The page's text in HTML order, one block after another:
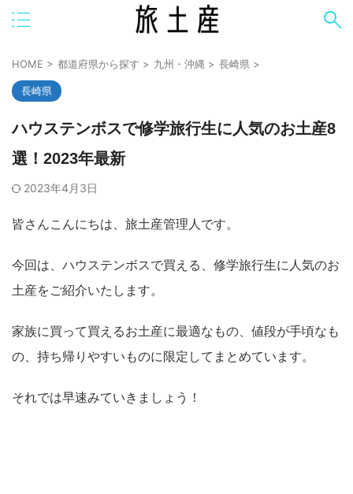
HOME > 都道府県から探す > 九州・沖縄 > 長崎県 >
長崎県
ハウステンボスで修学旅行生に人気のお土産8
選！2023年最新
2023年4月3日
皆さんこんにちは、旅土産管理人です。
今回は、ハウステンボスで買える、修学旅行生に人気のお
土産をご紹介いたします。
家族に買って買えるお土産に最適なもの、値段が手頃なも
の、持ち帰りやすいものに限定してまとめています。
それでは早速みていきましょう！